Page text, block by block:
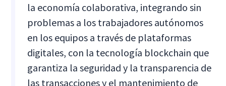
la economía colaborativa, integrando sin
problemas a los trabajadores autónomos
en los equipos a través de plataformas
digitales, con la tecnología blockchain que
garantiza la seguridad y la transparencia de
las transacciones y el mantenimiento de